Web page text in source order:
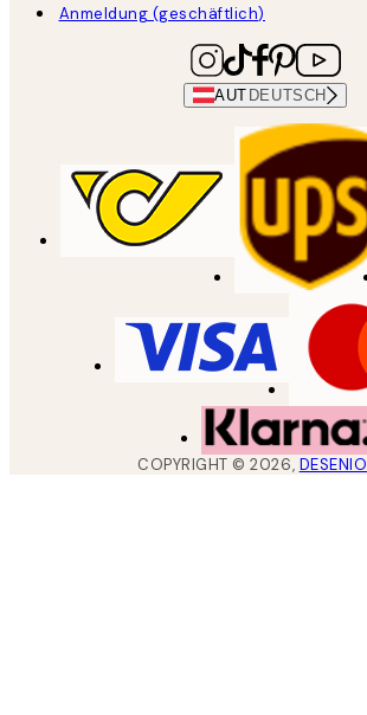
Anmeldung (geschäftlich)
AUT DEUTSCH
COPYRIGHT ©2026, DESENIO